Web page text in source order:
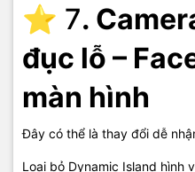
⭐ 7.
đục lỗ –
màn hình
Đây có thể là thay đổi dễ
Loại bỏ Dynamic Island hình